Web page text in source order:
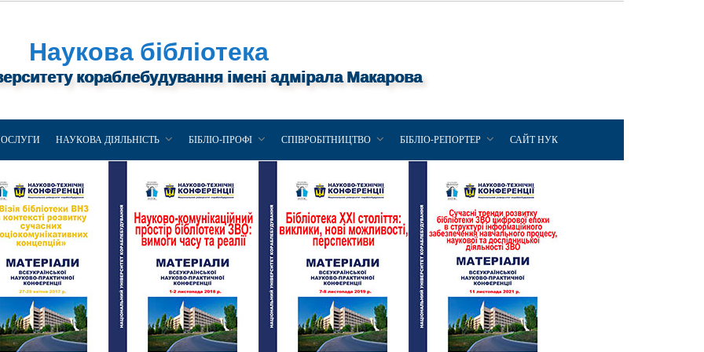
Наукова бібліотека
кораблебудування імені адмірала Макарова
НАУКОВА ДІЯЛЬНІСТЬ БІБЛІО-ПРОФІ СПІВРОБІТНИЦТВО БІБЛІО-РЕПОРТЕР САЙТ НУК